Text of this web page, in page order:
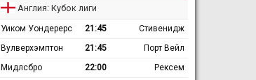
Англия: Кубок лиги
Уиком Уондерерс 21:45
Стивенидж
Вулверхэмптон
21:45
Порт Вейл
Мидлсбро
22:00 Рексем